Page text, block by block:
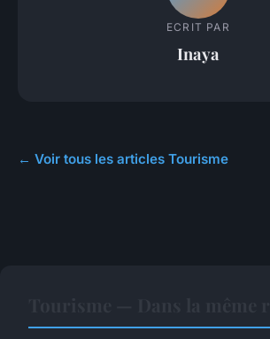
ECRIT PAR
Inaya
← Voir tous les articles Tourisme